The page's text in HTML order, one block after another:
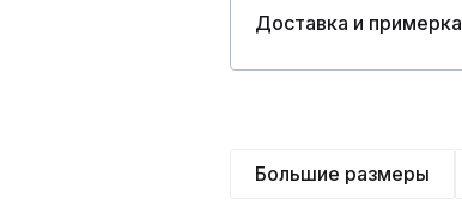
Доставка и примерка
Большие размеры